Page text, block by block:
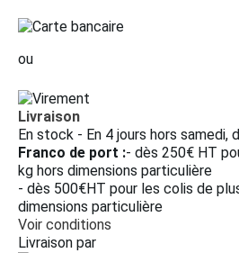
ou
Livraison
En stock - En 4 jours hors samedi,
Franco de port :- dès 250€ HT
kg hors dimensions particulière
- dès 500€HT pour les colis de
dimensions particulière
Voir conditions
Livraison par